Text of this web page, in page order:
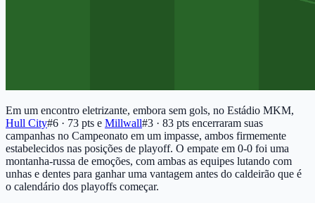
Em um encontro eletrizante, embora sem gols, no Estádio MKM,
Hull City#6 · 73 pts e Millwall#3 · 83 pts encerraram suas
campanhas no Campeonato em um impasse, ambos firmemente
estabelecidos nas posições de playoff. O empate em 0-0 foi uma
montanha-russa de emoções, com ambas as equipes lutando com
unhas e dentes para ganhar uma vantagem antes do caldeirão que é
o calendário dos playoffs começar.